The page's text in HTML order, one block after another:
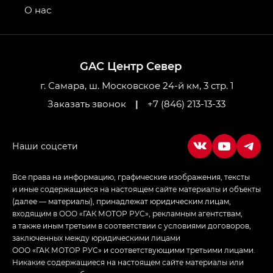
привод — GB AWD, Джи Эль Полный привод —
Джи Икс ПРЕМИУМ — GX PREMIUM, ЛАУНЖ —
LOUNGE
Empow — Эмпау (Empow) в комплектации
GAC Центр Север
г. Самара, ш. Московское 24-й км, 3 стр. 1
Заказать звонок
| +7 (846) 213-13-33
О нас
Все права на информацию, графические изображения, тексты
и иные содержащиеся на настоящем сайте материалы и объекты
(далее — материалы), принадлежат юридическим лицам,
входящим в ООО «ГАК МОТОР РУС», рекламным агентствам,
а также иным третьим в соответствии с условиями договоров,
заключенных между юридическими лицами
ООО «ГАК МОТОР РУС» и соответствующими третьими лицами.
Никакие содержащиеся на настоящем сайте материалы или